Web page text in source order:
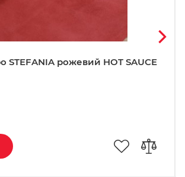
STEFANIA рожевий HOT SAUCE